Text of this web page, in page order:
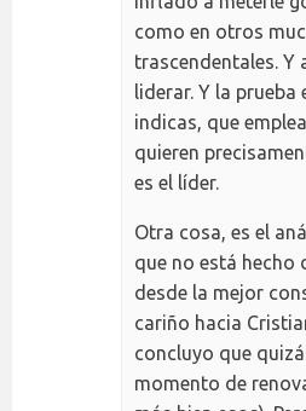
como en otros
trascendentales. Y
liderar. Y la prueba
indicas, que
quieren
es el líder.
Otra cosa, es el
que no está hecho
desde la mejor
cariño hacia
concluyo que
momento de